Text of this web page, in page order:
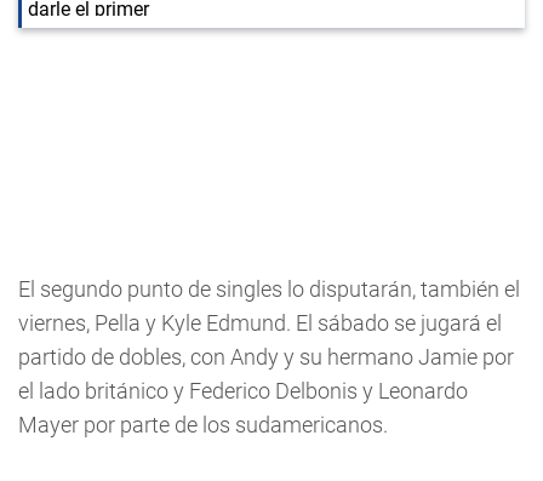
El segundo punto de singles lo disputarán, también el
viernes, Pella y Kyle Edmund. El sábado se jugará el
partido de dobles, con Andy y su hermano Jamie por
el lado británico y Federico Delbonis y Leonardo
Mayer por parte de los sudamericanos.